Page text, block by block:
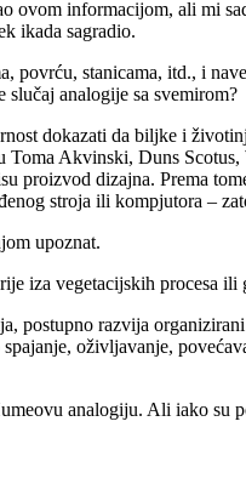
ovom informacijom, ali mi
ikada sagradio.
povrću, stanicama, itd., i
slučaj analogije sa svemirom?
dokazati da biljke i
Toma Akvinski, Duns
proizvod dizajna. Prema
stroja ili kompjutora –
upoznat.
iza vegetacijskih procesa
postupno razvija
oživljavanje,
analogiju. Ali iako su